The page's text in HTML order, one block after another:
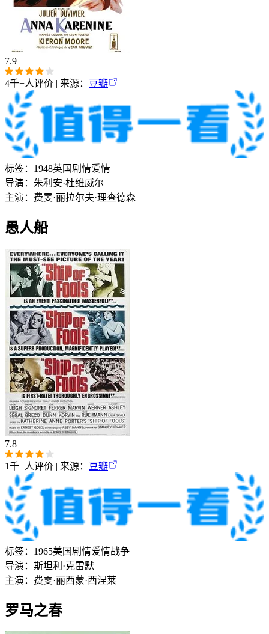
7.9
4千+人评价 | 来源： 豆瓣
标签： 1948英国 剧情爱情
导演： 朱利安·杜维威尔
主演： 费雯·丽拉尔夫·理查德森
愚人船
7.8
1千+人评价 | 来源： 豆瓣
标签： 1965美国 剧情爱情战争
导演： 斯坦利·克雷默
主演： 费雯·丽西蒙·西涅莱
罗马之春